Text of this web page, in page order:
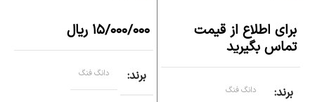
برای اطلاع از قیمت
تماس بگیرید
برند دانگ فنگ
۱۵/۰۰۰/۰۰۰ ریال
برند دانگ فنگ